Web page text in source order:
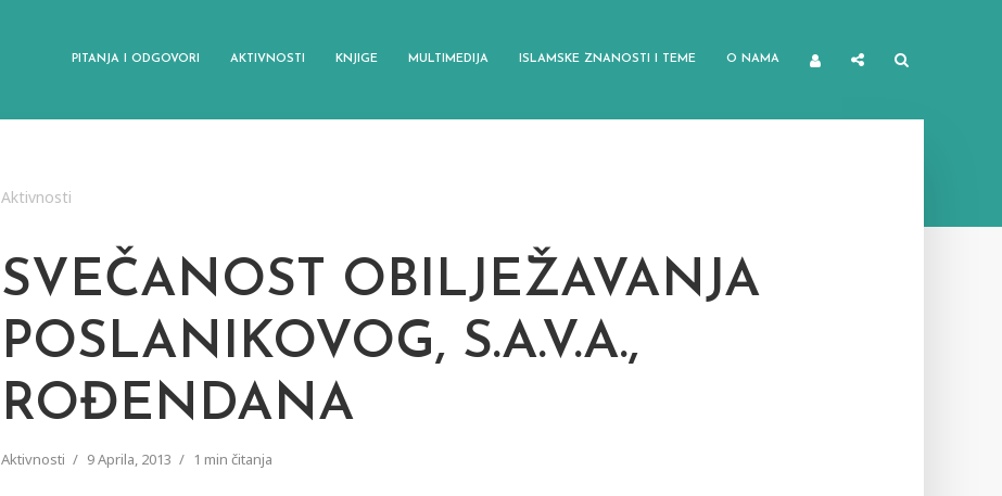
PITANJA I ODGOVORI AKTIVNOSTI KNJIGE MULTIMEDIJA ISLAMSKE ZNANOSTI I TEME O NAMA
Aktivnosti
SVEČANOST OBILJEŽAVANJA
POSLANIKOVOG, S.A.V.A.,
ROĐENDANA
Aktivnosti 9 Aprila, 2013 1 min čitanja